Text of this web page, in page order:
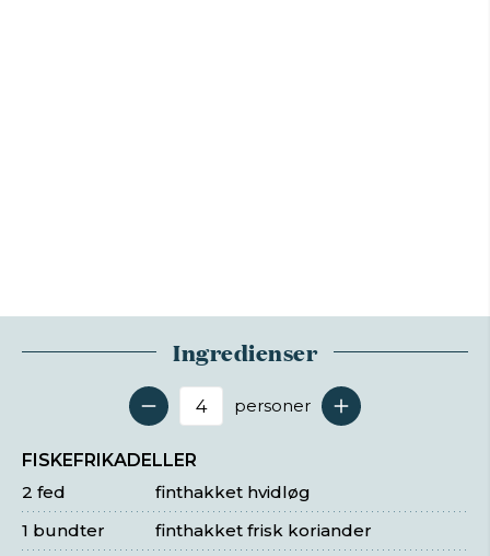
Ingredienser
Antal serveringer
personer
FISKEFRIKADELLER
finthakket hvidløg
2 fed
finthakket frisk koriander
1 bundter